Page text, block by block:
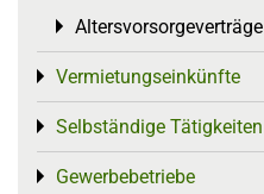
Altersvorsorgeverträge
Toggle menu
Vermietungseinkünfte
Toggle menu
Selbständige Tätigkeiten
Toggle menu
Gewerbebetriebe
Toggle menu